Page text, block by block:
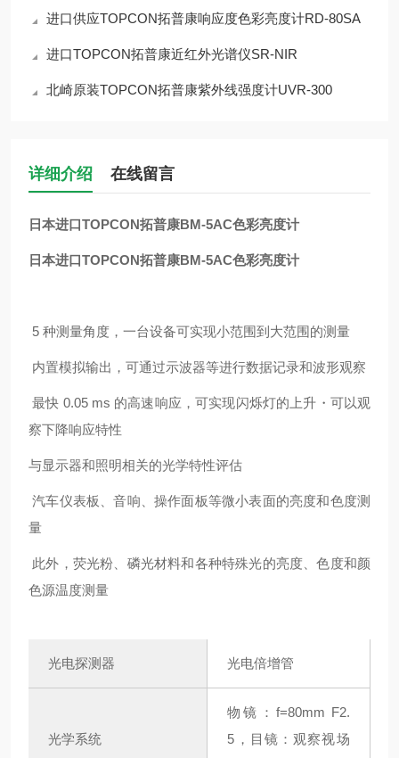
进口供应TOPCON拓普康响应度色彩亮度计RD-80SA
进口TOPCON拓普康近红外光谱仪SR-NIR
北崎原装TOPCON拓普康紫外线强度计UVR-300
详细介绍 在线留言
日本进口TOPCON拓普康BM-5AC色彩亮度计
日本进口TOPCON拓普康BM-5AC色彩亮度计
⁠ 5 种测量角度，一台设备可实现小范围到大范围的测量
⁠ 内置模拟输出，可通过示波器等进行数据记录和波形观察
⁠ 最快 0.05 ms 的高速响应，可实现闪烁灯的上升・可以观
察下降响应特性
与显示器和照明相关的光学特性评估
⁠ 汽车仪表板、音响、操作面板等微小表面的亮度和色度测
量
⁠ 此外，荧光粉、磷光材料和各种特殊光的亮度、色度和颜
色源温度测量
光电探测器 光电倍增管
光学系统
物镜：f=80mm F2.
5，目镜：观察视场